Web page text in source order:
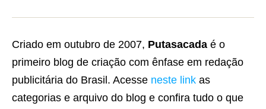
Criado em outubro de 2007, Putasacada é o
primeiro blog de criação com ênfase em redação
publicitária do Brasil. Acesse neste link as
categorias e arquivo do blog e confira tudo o que